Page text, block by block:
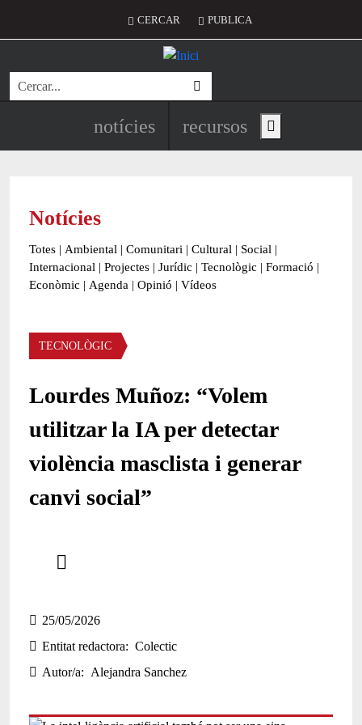
Menú del compte d'usuari
CERCAR PUBLICA
Cerca
Navegació principal de
notícies recursos Show main menu
Notícies
Totes | Ambiental | Comunitari | Cultural | Social |
Internacional | Projectes | Jurídic | Tecnològic | Formació |
Econòmic | Agenda | Opinió | Vídeos
Àmbit de la notícia
TECNOLÒGIC
Lourdes Muñoz: “Volem
utilitzar la IA per detectar
violència masclista i generar
canvi social”
25/05/2026
Entitat redactora
Colectic
Autor/a
Alejandra Sanchez